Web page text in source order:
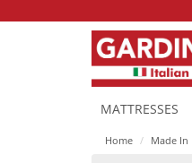
MATTRESSES
Home Made In